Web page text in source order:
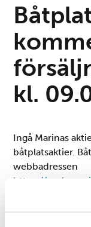
kl.
Ingå Marinas
båtplatsaktier.
webbadressen
https://
I